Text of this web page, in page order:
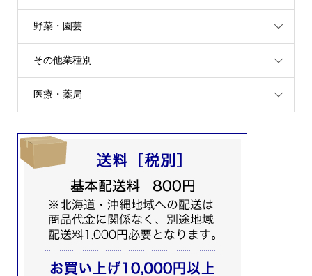
野菜・園芸
その他業種別
医療・薬局